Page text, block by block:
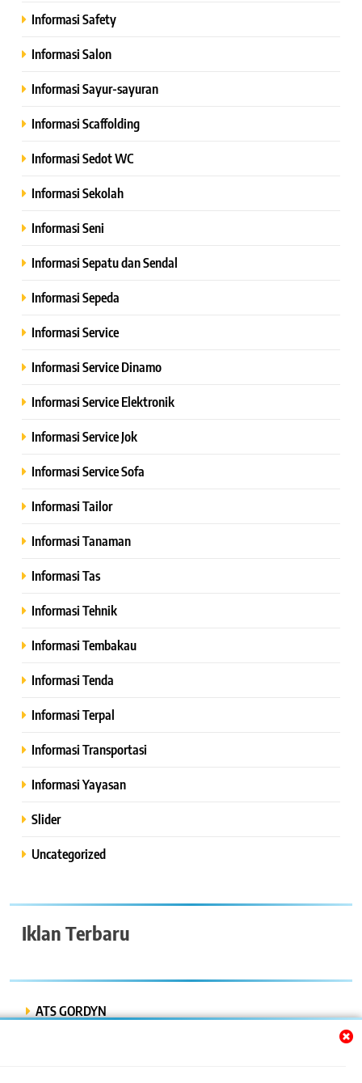
Informasi Safety
Informasi Salon
Informasi Sayur-sayuran
Informasi Scaffolding
Informasi Sedot WC
Informasi Sekolah
Informasi Seni
Informasi Sepatu dan Sendal
Informasi Sepeda
Informasi Service
Informasi Service Dinamo
Informasi Service Elektronik
Informasi Service Jok
Informasi Service Sofa
Informasi Tailor
Informasi Tanaman
Informasi Tas
Informasi Tehnik
Informasi Tembakau
Informasi Tenda
Informasi Terpal
Informasi Transportasi
Informasi Yayasan
Slider
Uncategorized
Iklan Terbaru
ATS GORDYN